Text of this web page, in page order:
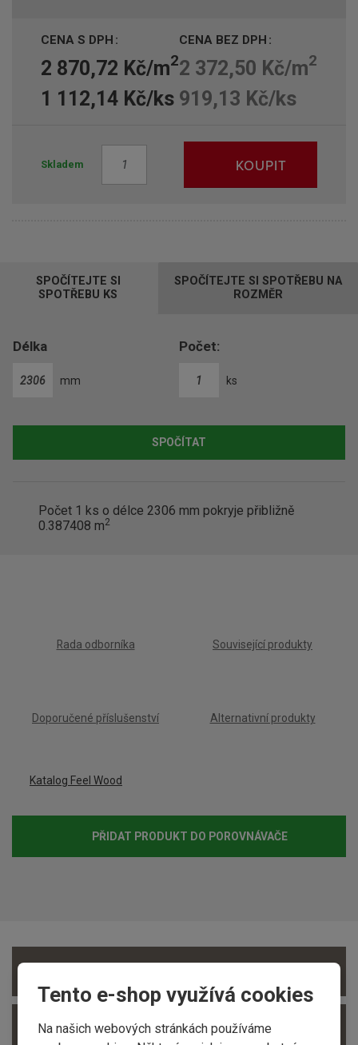
Tento e-shop využívá cookies
Na našich webových stránkách používáme
Rada odborníka Související produkty
Doporučené příslušenství Alternativní produkty
Katalog Feel Wood
PŘIDAT PRODUKT DO POROVNÁVAČE
CENA S DPH
2 870,72 Kč/m2
1 112,14 Kč/ks
CENA BEZ DPH
2 372,50 Kč/m2
919,13 Kč/ks
Skladem KOUPIT
o
č
SPOČÍTEJTE SI
SPOTŘEBU KS
SPOČÍTEJTE SI SPOTŘEBU NA
ROZMĚR
Délka
mm
Počet:
ks
SPOČÍTAT
Počet 1 ks o délce 2306 mm pokryje přibližně
0.387408 m2
ZOBRAZIT TECHNICKÉ PARAMETRY